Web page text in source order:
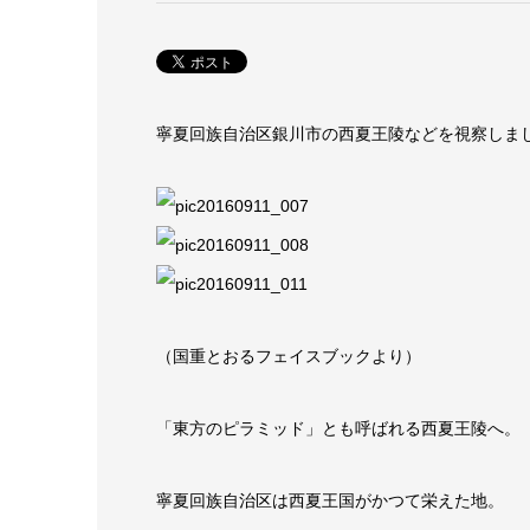
寧夏回族自治区銀川市の西夏王陵などを視察しま
（国重とおるフェイスブックより）
「東方のピラミッド」とも呼ばれる西夏王陵へ。
寧夏回族自治区は西夏王国がかつて栄えた地。